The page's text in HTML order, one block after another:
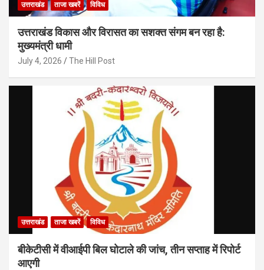
उत्तराखंड ताजा खबरें विविध
उत्तराखंड विकास और विरासत का सशक्त संगम बन रहा है:
मुख्यमंत्री धामी
July 4, 2026 The Hill Post
उत्तराखंड ताजा खबरें विविध
बीकेटीसी में वीआईपी बिल घोटाले की जांच, तीन सप्ताह में रिपोर्ट
आएगी